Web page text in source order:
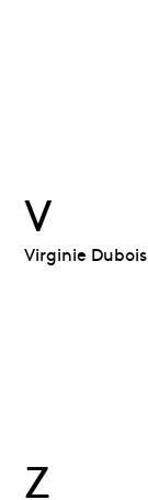
V
Virginie Dubois
Z